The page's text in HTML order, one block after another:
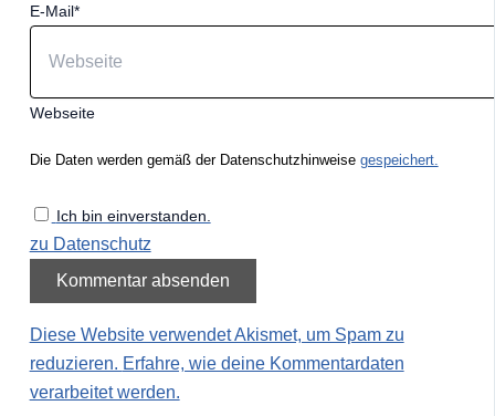
E-Mail*
Webseite
Die Daten werden gemäß der Datenschutzhinweise gespeichert.
Ich bin einverstanden.
zu Datenschutz
Diese Website verwendet Akismet, um Spam zu
reduzieren. Erfahre, wie deine Kommentardaten
verarbeitet werden.